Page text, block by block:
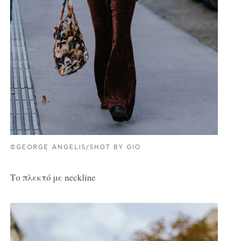
©GEORGE ANGELIS/SHOT BY GIO
Το πλεκτό με neckline